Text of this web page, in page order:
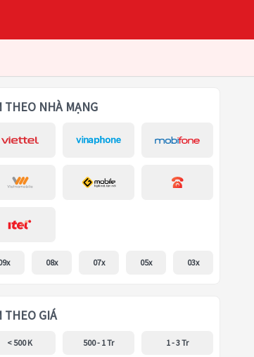
THEO NHÀ MẠNG
08x 07x 05x 03x
THEO GIÁ
< 500 K 500 - 1 Tr 1 - 3 Tr